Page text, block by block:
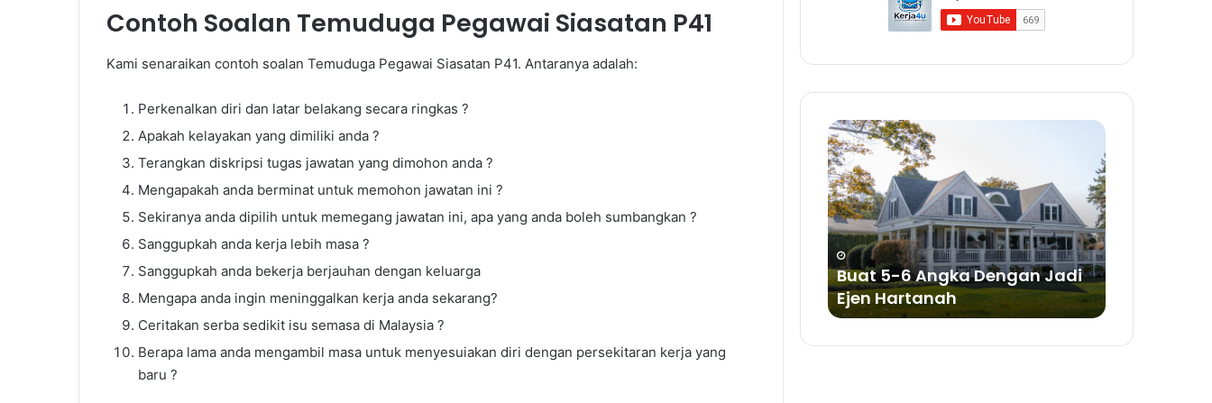
Contoh Soalan Temuduga Pegawai Siasatan P41
Kami senaraikan contoh soalan Temuduga Pegawai Siasatan P41. Antaranya adalah:
Perkenalkan diri dan latar belakang secara ringkas ?
Apakah kelayakan yang dimiliki anda ?
Terangkan diskripsi tugas jawatan yang dimohon anda ?
Mengapakah anda berminat untuk memohon jawatan ini ?
Sekiranya anda dipilih untuk memegang jawatan ini, apa yang anda boleh sumbangkan ?
Sanggupkah anda kerja lebih masa ?
Sanggupkah anda bekerja berjauhan dengan keluarga
Mengapa anda ingin meninggalkan kerja anda sekarang?
Ceritakan serba sedikit isu semasa di Malaysia ?
Berapa lama anda mengambil masa untuk menyesuiakan diri dengan persekitaran kerja yang
baru ?
Cara
Settle
Hutang
PTPTN
Cara Settle Hutang PTPTN
Untuk
Popular
Panduan Lengkap Temuduga
Buat
5-
6
Angka
Dengan
Jadi
Ejen
Hartanah
Buat 5-6 Angka Dengan Jadi
Ejen Hartanah
Buat
Dengan
Bisnes
Sabun